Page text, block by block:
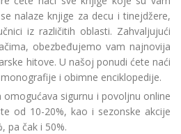
nalaze knjige za decu i tinejdžere,
iz različitih oblasti. Zahvaljujući
obezbeđujemo vam najnovija
hitove. U našoj ponudi ćete naći
i obimne enciklopedije.
sigurnu i povoljnu online
od 10-20%, kao i sezonske akcije
pa čak i 50%.